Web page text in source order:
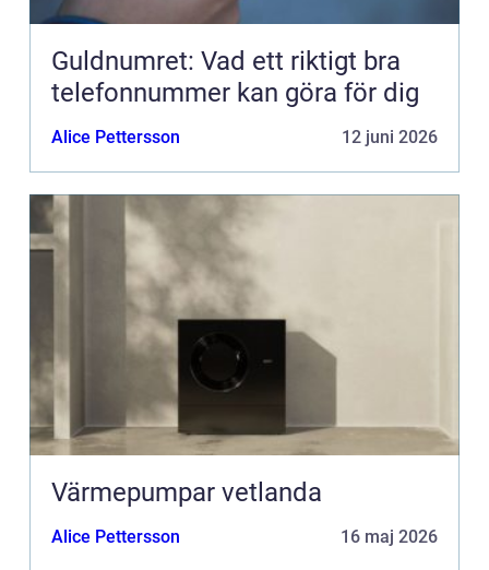
Guldnumret: Vad ett riktigt bra
telefonnummer kan göra för dig
Alice Pettersson 12 juni 2026
Värmepumpar vetlanda
Alice Pettersson 16 maj 2026